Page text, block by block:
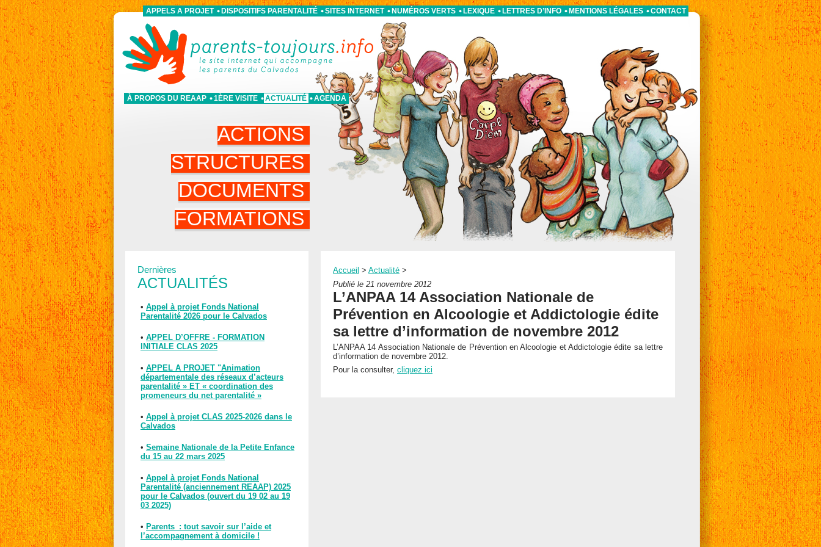
À PROPOS DU REAAP 1ÈRE VISITE ACTUALITÉ AGENDA
APPELS A PROJET DISPOSITIFS PARENTALITÉ SITES INTERNET NUMÉROS VERTS LEXIQUE LETTRES D’INFO MENTIONS LÉGALES CONTACT
ACTIONS
STRUCTURES
DOCUMENTS
FORMATIONS
Dernières
ACTUALITÉS
• Appel à projet Fonds National
Parentalité 2026 pour le Calvados
• APPEL D’OFFRE - FORMATION
INITIALE CLAS 2025
• APPEL A PROJET "Animation
départementale des réseaux d’acteurs
parentalité » ET « coordination des
promeneurs du net parentalité »
• Appel à projet CLAS 2025-2026 dans le
Calvados
• Semaine Nationale de la Petite Enfance
du 15 au 22 mars 2025
• Appel à projet Fonds National
Parentalité (anciennement REAAP) 2025
pour le Calvados (ouvert du 19 02 au 19
03 2025)
• Parents : tout savoir sur l’aide et
l’accompagnement à domicile !
Accueil > Actualité >
Publié le 21 novembre 2012
L’ANPAA 14 Association Nationale de
Prévention en Alcoologie et Addictologie édite
sa lettre d’information de novembre 2012
L’ANPAA 14 Association Nationale de Prévention en Alcoologie et Addictologie édite sa lettre
d’information de novembre 2012.
Pour la consulter, cliquez ici